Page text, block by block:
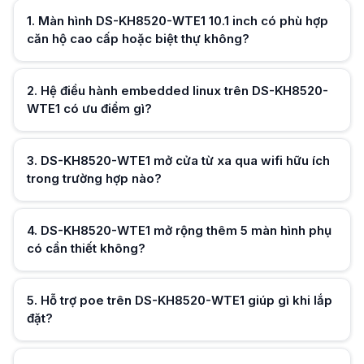
DS-KH8520-WTE1 mở rộng thêm 5 màn hình phụ có cần thiết không?
DS-KH8520-WTE1 phù hợp nhà nhiều tầng hoặc biệt thự nhờ hỗ trợ
Hỗ trợ poe trên DS-KH8520-WTE1 giúp gì khi lắp đặt?
DS-KH8520-WTE1 hỗ trợ poe giúp gọn dây và thuận tiện thi công,
8 alarm input và 2 alarm output của DS-KH8520-WTE1 dùng trong
DS-KH8520-WTE1 có thể kết nối thêm cảm biến và hệ thống cảnh
DS-KH8520-WTE1 có lưu hình ảnh khi vắng nhà không?
DS-KH8520-WTE1 hỗ trợ thẻ nhớ lưu ảnh và tin nhắn, giúp xem lại
DS-KH8520-WTE1 tích hợp micro và loa ngoài, hỗ trợ đàm thoại hai
1. Màn hình DS-KH8520-WTE1 10.1 inch có phù hợp
căn hộ cao cấp hoặc biệt thự không?
Hữu ích (0)
2. Hệ điều hành embedded linux trên DS-KH8520-
WTE1 có ưu điểm gì?
Hữu ích (0)
3. DS-KH8520-WTE1 mở cửa từ xa qua wifi hữu ích
trong trường hợp nào?
Hữu ích (0)
4. DS-KH8520-WTE1 mở rộng thêm 5 màn hình phụ
có cần thiết không?
5. Hỗ trợ poe trên DS-KH8520-WTE1 giúp gì khi lắp
đặt?